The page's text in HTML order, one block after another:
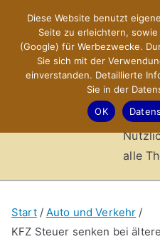
springen
–
alle
Start
Auto und Verkehr
KFZ Steuer senken bei
Diese Website benutzt
Seite zu erleichtern,
(Google) für Werbezwecke.
Sie sich mit der
einverstanden. Detaillierte
Sie in der
OK